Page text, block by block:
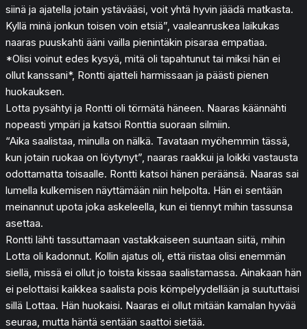
siinä ja ajatella jotain ystävääsi, voit yhtä hyvin jäädä matkasta.
Kyllä minä jonkun toisen voin etsiä”, vaaleanruskea laikukas
naaras puuskahti ääni vailla pienintäkin pisaraa empatiaa.
*Olisi voinut edes kysyä, mitä oli tapahtunut tai miksi hän ei
ollut kanssani*, Rontti ajatteli harmissaan ja päästi pienen
huokauksen.
Lotta pysähtyi ja Rontti oli törmätä häneen. Naaras käännähti
nopeasti ympäri ja katsoi Ronttia suoraan silmiin.
“Aika saalistaa, minulla on nälkä. Tavataan myöhemmin tässä,
kun jotain ruokaa on löytynyt”, naaras raakkui ja loikki vastausta
odottamatta toisaalle. Rontti katsoi hänen peräänsä. Naaras sai
lumella kulkemisen näyttämään niin helpolta. Hän ei sentään
meinannut upota joka askeleella, kun ei tiennyt mihin tassunsa
asettaa.
Rontti lähti tassuttamaan vastakkaiseen suuntaan siitä, mihin
Lotta oli kadonnut. Kollin ajatus oli, että riistaa olisi enemmän
siellä, missä ei ollut jo toista kissaa saalistamassa. Ainakaan hän
ei pelottaisi kaikkea saalista pois kömpelyydellään ja suututtaisi
sillä Lottaa. Hän huokaisi. Naaras ei ollut mitään kamalan hyvää
seuraa, mutta häntä sentään saattoi sietää.